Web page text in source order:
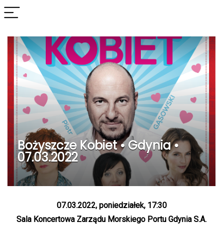
Bożyszcze Kobiet • Gdynia •
07.03.2022
07.03.2022, poniedziałek, 17:30
Sala Koncertowa Zarządu Morskiego Portu Gdynia S.A.